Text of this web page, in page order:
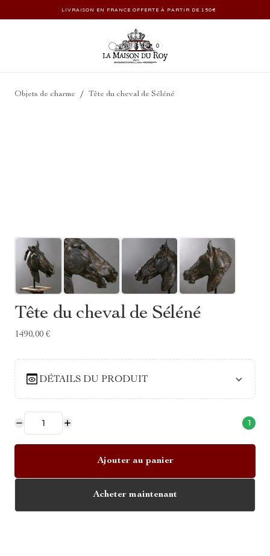
LIVRAISON EN FRANCE OFFERTE À PARTIR DE 150€
0
Objets de charme / Tête du cheval de Séléné
Tête du cheval de Séléné
1490,00 €
DÉTAILS DU PRODUIT
1
Ajouter au panier
Acheter maintenant